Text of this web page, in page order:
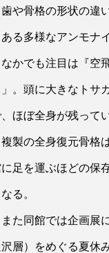
や骨格の形状の違
ある多様なアンモナ
かでも注目は『空
」。頭に大きなトサ
ほぼ全身が残って
製の全身復元骨格
足を運ぶほどの保
る。
た同館では企画展
沢層）をめぐる夏休